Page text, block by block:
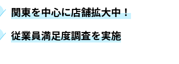
関東を中心に店舗拡大中！
従業員満足度調査を実施